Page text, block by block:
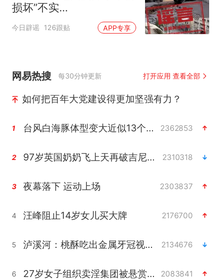
损坏”不实
（2026·08·06）
今日辟谣 126跟贴 APP专享
网易热搜 每30分钟更新 打开应用 查看全部
如何把百年大党建设得更加坚强有力？
1 台风白海豚体型变大近似13个浙江面积 2362853
2 97岁英国奶奶飞上天再破吉尼斯纪录 2310318
3 夜幕落下 运动上场 2303837
4 汪峰阻止14岁女儿买大牌 2176700
5 泸溪河：桃酥吃出金属牙冠视频不实 2134676
6 27岁女子组织卖淫集团被悬赏通缉 2083841